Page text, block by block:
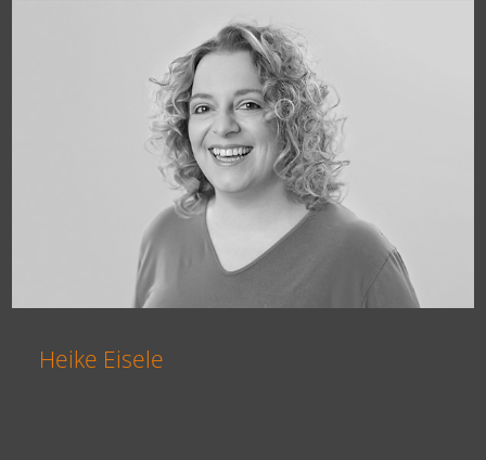
Heike Eisele